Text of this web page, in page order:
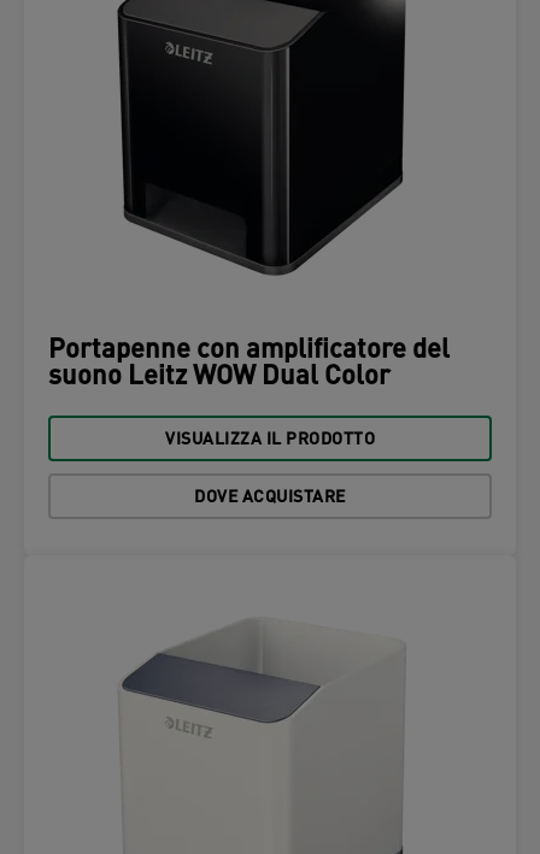
Portapenne con amplificatore del
suono Leitz WOW Dual Color
VISUALIZZA IL PRODOTTO
DOVE ACQUISTARE